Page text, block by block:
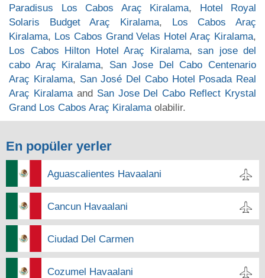
Paradisus Los Cabos Araç Kiralama, Hotel Royal
Solaris Budget Araç Kiralama, Los Cabos Araç
Kiralama, Los Cabos Grand Velas Hotel Araç Kiralama,
Los Cabos Hilton Hotel Araç Kiralama, san jose del
cabo Araç Kiralama, San Jose Del Cabo Centenario
Araç Kiralama, San José Del Cabo Hotel Posada Real
Araç Kiralamaand San Jose Del Cabo Reflect Krystal
Grand Los Cabos Araç Kiralama olabilir.
En popüler yerler
Aguascalientes Havaalani
Cancun Havaalani
Ciudad Del Carmen
Cozumel Havaalani